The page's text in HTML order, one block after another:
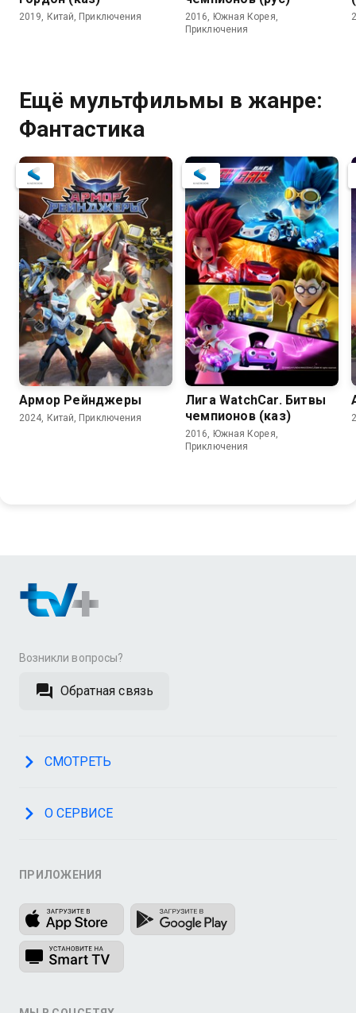
2019, Китай, Приключения
2016, Южная Корея,
Приключения
Ещё мультфильмы в жанре:
Фантастика
Армор Рейнджеры
2024, Китай, Приключения
Лига WatchCar. Битвы
чемпионов (каз)
2016, Южная Корея,
Приключения
Возникли вопросы?
Обратная связь
СМОТРЕТЬ
О СЕРВИСЕ
ПРИЛОЖЕНИЯ